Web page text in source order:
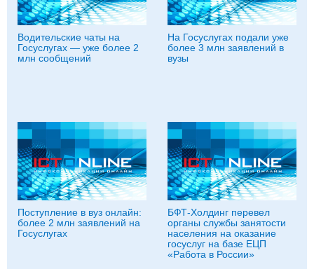
Водительские чаты на
Госуслугах — уже более 2
млн сообщений
На Госуслугах подали уже
более 3 млн заявлений в
вузы
Поступление в вуз онлайн:
более 2 млн заявлений на
Госуслугах
БФТ-Холдинг перевел
органы службы занятости
населения на оказание
госуслуг на базе ЕЦП
«Работа в России»